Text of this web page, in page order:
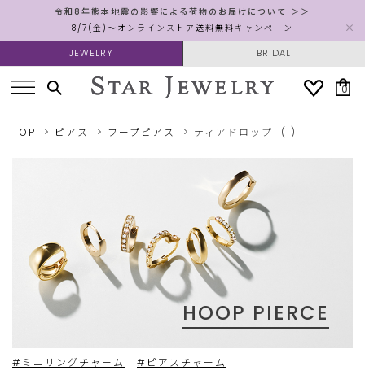
令和8年熊本地震の影響による荷物のお届けについて ＞＞
8/7(金)～オンラインストア送料無料キャンペーン
JEWELRY BRIDAL
0
TOP ピアス フープピアス ティアドロップ (1)
HOOP PIERCE
#ミニリングチャーム #ピアスチャーム